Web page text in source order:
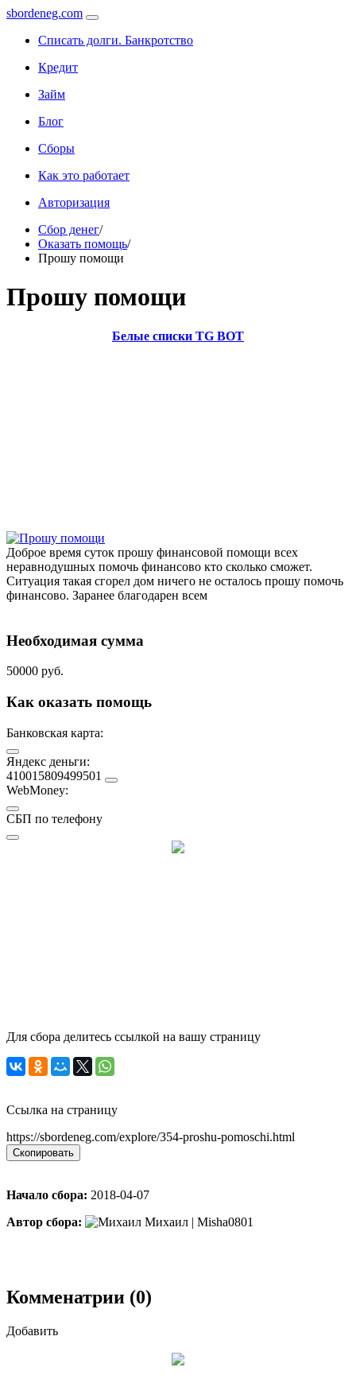
sbordeneg.com
Списать долги. Банкротство
Кредит
Займ
Блог
Сборы
Как это работает
Авторизация
Сбор денег/
Оказать помощь/
Прошу помощи
Прошу помощи
Белые списки TG BOT
Доброе время суток прошу финансовой помощи всех
неравнодушных помочь финансово кто сколько сможет.
Ситуация такая сгорел дом ничего не осталось прошу помочь
финансово. Заранее благодарен всем
Необходимая сумма
50000 руб.
Как оказать помощь
Банковская карта:
Яндекс деньги:
410015809499501
WebMoney:
СБП по телефону
Для сбора делитесь ссылкой на вашу страницу
Ссылка на страницу
https://sbordeneg.com/explore/354-proshu-pomoschi.html
Скопировать
Начало сбора: 2018-04-07
Автор сбора:
Михаил | Misha0801
Комменатрии (0)
Добавить